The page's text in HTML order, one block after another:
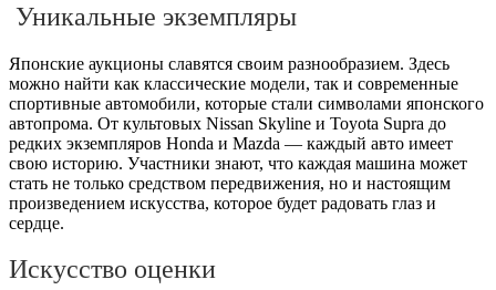
Уникальные экземпляры
Японские аукционы славятся своим разнообразием. Здесь
можно найти как классические модели, так и современные
спортивные автомобили, которые стали символами японского
автопрома. От культовых Nissan Skyline и Toyota Supra до
редких экземпляров Honda и Mazda — каждый авто имеет
свою историю. Участники знают, что каждая машина может
стать не только средством передвижения, но и настоящим
произведением искусства, которое будет радовать глаз и
сердце.
Искусство оценки